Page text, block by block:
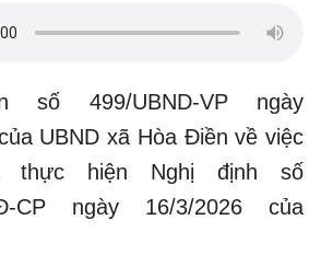
số 499/UBND-VP ngày
UBND xã Hòa Điền về việc
thực hiện Nghị định số
CP ngày 16/3/2026 của